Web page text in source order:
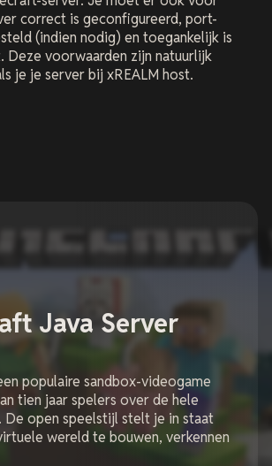
correct is geconfigureerd, port-
(indien nodig) en toegankelijk is
Deze voorwaarden zijn natuurlijk
je je server bij xREALM host.
Java Server
populaire sandbox-videogame
tien jaar spelers over de hele
open speelstijl stelt je in staat
wereld te bouwen, verkennen